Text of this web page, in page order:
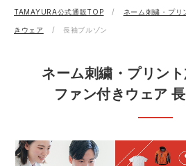
事務服・オフィスウェア
安全靴スニーカーランキング
アシックス安全靴ランキング
プーマ コ
アイズフロンティア
製造・工場作業服
大工・鳶作業服
TAMAYURA公式通販TOP ネーム刺繍・プリ
きウェア 長袖ブルゾン
ネーム刺繍・プリン
ファン付きウェア